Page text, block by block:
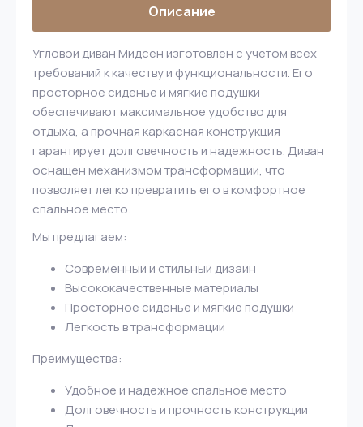
Описание
Угловой диван Мидсен изготовлен с учетом всех
требований к качеству и функциональности. Его
просторное сиденье и мягкие подушки
обеспечивают максимальное удобство для
отдыха, а прочная каркасная конструкция
гарантирует долговечность и надежность. Диван
оснащен механизмом трансформации, что
позволяет легко превратить его в комфортное
спальное место.
Мы предлагаем:
Современный и стильный дизайн
Высококачественные материалы
Просторное сиденье и мягкие подушки
Легкость в трансформации
Преимущества:
Удобное и надежное спальное место
Долговечность и прочность конструкции